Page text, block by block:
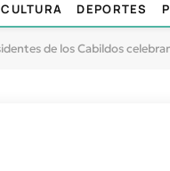
CULTURA DEPORTES
de los Cabildos